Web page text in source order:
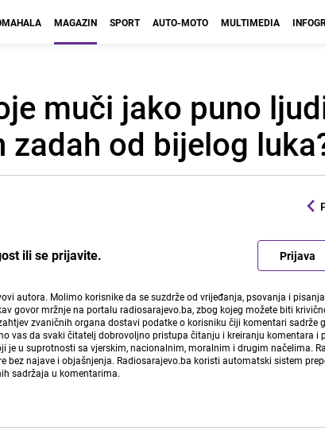
MAGAZIN SPORT AUTO-MOTO MULTIMEDIA
muči jako puno
od bijelog
ili se prijavite. Prijava
autora. Molimo korisnike da se suzdrže od vrijeđanja, psovanja i
govor mržnje na portalu radiosarajevo.ba, zbog kojeg možete biti
zvaničnih organa dostavi podatke o korisniku čiji komentari sadrže
vas da svaki čitatelj dobrovoljno pristupa čitanju i kreiranju komentara i
je u suprotnosti sa vjerskim, nacionalnim, moralnim i drugim načelima.
bez najave i objašnjenja. Radiosarajevo.ba koristi automatski sistem
sadržaja u komentarima.